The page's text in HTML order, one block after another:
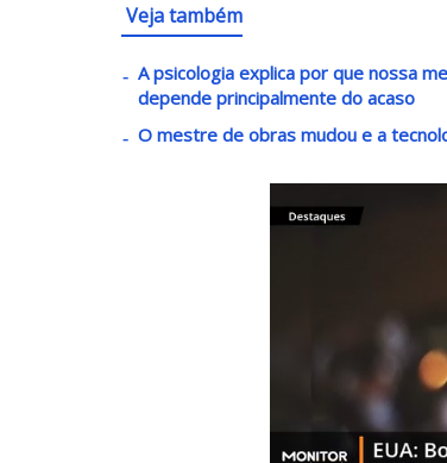
Veja também
A psicologia explica por que nossa
depende principalmente do acaso
O mestre de obras mudou e a